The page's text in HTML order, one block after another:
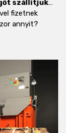
szállítjuk…
fizetnek
annyit?